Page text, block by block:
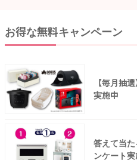
お得な無料キャンペーン
【毎月抽
実施中
答えて当
ンケート